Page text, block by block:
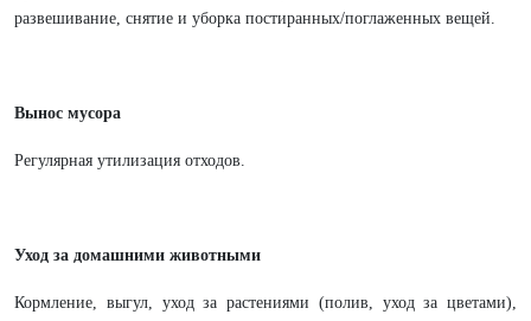
развешивание, снятие и уборка постиранных/поглаженных вещей.
Вынос мусора
Регулярная утилизация отходов.
Уход за домашними животными
Кормление, выгул, уход за растениями (полив, уход за цветами),